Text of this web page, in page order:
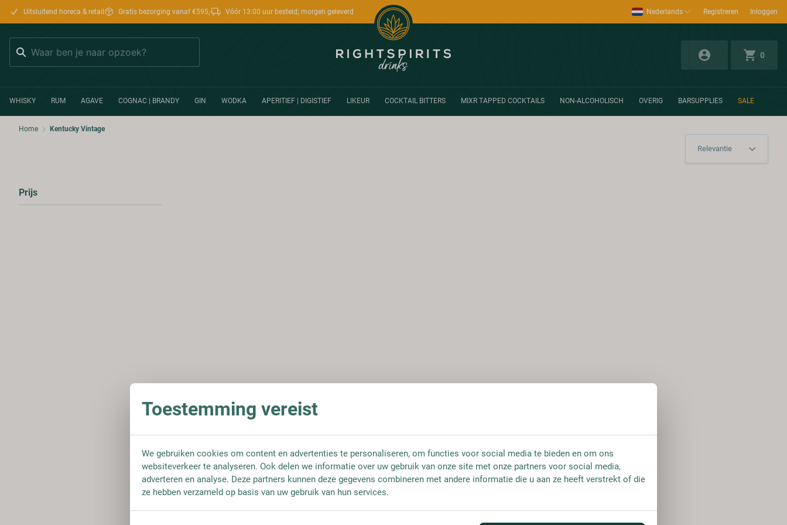
Uitsluitend horeca & retail Gratis bezorging vanaf €595,- Vóór 13:00 uur besteld; morgen geleverd Nederlands Registreren Inloggen
0
WHISKY RUM AGAVE COGNAC | BRANDY GIN WODKA APERITIEF | DIGISTIEF LIKEUR COCKTAIL BITTERS MIXR TAPPED COCKTAILS NON-ALCOHOLISCH OVERIG BARSUPPLIES SALE
Home Kentucky Vintage
Prijs
Toestemming vereist
We gebruiken cookies om content en advertenties te personaliseren, om functies voor social media te bieden en om ons
websiteverkeer te analyseren. Ook delen we informatie over uw gebruik van onze site met onze partners voor social media,
adverteren en analyse. Deze partners kunnen deze gegevens combineren met andere informatie die u aan ze heeft verstrekt of die
ze hebben verzameld op basis van uw gebruik van hun services.